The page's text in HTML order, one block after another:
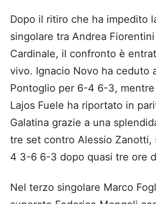
Dopo il ritiro che ha impedito
singolare tra Andrea
Cardinale, il confronto è
vivo. Ignacio Novo ha ceduto
Pontoglio per 6-4 6-3,
Lajos Fuele ha riportato in
Galatina grazie a una
tre set contro Alessio
4 3-6 6-3 dopo quasi tre ore
Nel terzo singolare Marco